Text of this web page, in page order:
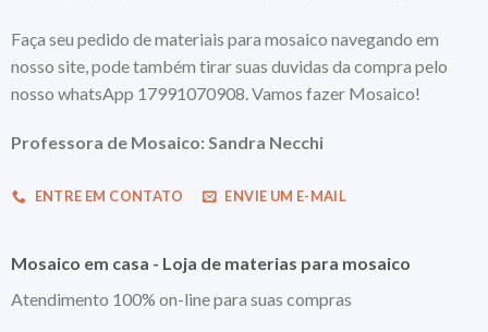
Faça seu pedido de materiais para mosaico navegando em
nosso site, pode também tirar suas duvidas da compra pelo
nosso whatsApp 17991070908. Vamos fazer Mosaico!
Professora de Mosaico: Sandra Necchi
ENTRE EM CONTATO ENVIE UM E-MAIL
Mosaico em casa - Loja de materias para mosaico
Atendimento 100% on-line para suas compras